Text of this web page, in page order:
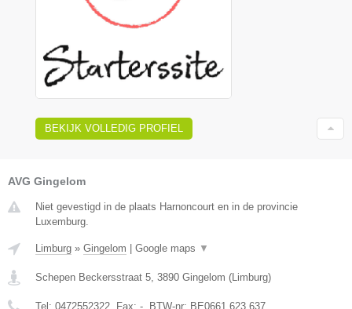
BEKIJK VOLLEDIG PROFIEL
AVG Gingelom
Niet gevestigd in de plaats Harnoncourt en in de provincie
Luxemburg.
Limburg » Gingelom Google maps ▼
Schepen Beckersstraat 5, 3890 Gingelom (Limburg)
Tel: 0472552322 , Fax: - , BTW-nr: BE0661.623.637